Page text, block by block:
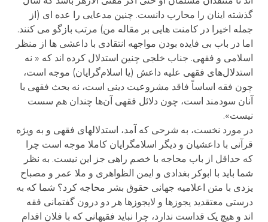
گذشته اینان را محارب دانست. چنین مدعایی را عده ای (از
جمله اخیرا در کامنت هایی بر مقاله من) مرتب بازگو می کنند.
اما در باب بی فایده بودن مواجهه انتقادی با داعشی ها از منظر
اسلامی و فقهی. جناب خلجی چنین استدلال کرده اند که « نه
استدلال‌های فقهی علیه داعش (یا اسلام‌گرایان) موجه است،
چون فقه اساساً فاقد مشروعیت دینی است، نه بحث فقهی با
آنان سودمند است، چون دلائل فقهی آن‌ها چندان هم سست
نیست».
در مورد نخست، به شرحی که آمد، استدلالهای فقهی و به ویژه
قرآنی با داعشیان و دیگر اسلامگرایان کاملا موجه است چرا
که حداقل از باب محاجه با خصم راهی جز این نیست. به نظر
شما باید با ابوکر بغدادی و ایمن الظواهری و ملا عمر و مصباح
یزدی با متن اعلامیه جهانی حقوق بشر محاجه کرد؟ شما که به
درستی معتقدید یجوزها و لایجوزها هر دو درون گفتمانی فقه
اند و هیچ یک قداست ندارد، چرا نباید فقیهانی که با فلان اقدام